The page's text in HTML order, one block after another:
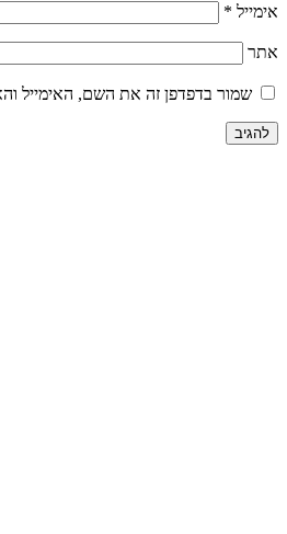
אימייל *
אתר
שמור בדפדפן זה את השם, האימייל